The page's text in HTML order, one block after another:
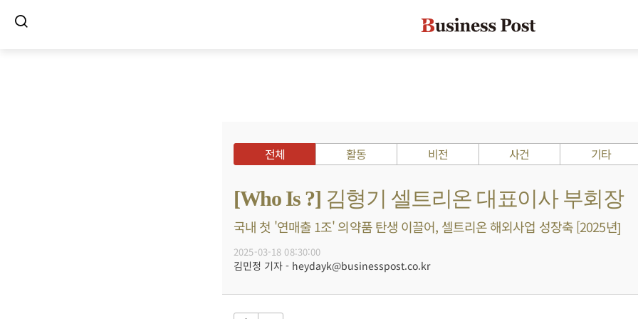
전체 활동 비전 사건 기타
[Who Is ?] 김형기 셀트리온 대표이사 부회장
국내 첫 '연매출 1조' 의약품 탄생 이끌어, 셀트리온 해외사업 성장축 [2025년]
2025-03-18 08:30:00
김민정 기자 - heydayk@businesspost.co.kr